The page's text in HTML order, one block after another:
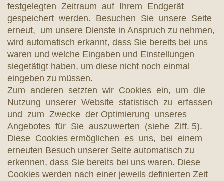
festgelegten Zeitraum auf Ihrem Endgerät
gespeichert werden. Besuchen Sie unsere Seite
erneut, um unsere Dienste in Anspruch zu nehmen,
wird automatisch erkannt, dass Sie bereits bei uns
waren und welche Eingaben und Einstellungen
siegetätigt haben, um diese nicht noch einmal
eingeben zu müssen.
Zum anderen setzten wir Cookies ein, um die
Nutzung unserer Website statistisch zu erfassen
und zum Zwecke der Optimierung unseres
Angebotes für Sie auszuwerten (siehe Ziff. 5).
Diese Cookies ermöglichen es uns, bei einem
erneuten Besuch unserer Seite automatisch zu
erkennen, dass Sie bereits bei uns waren. Diese
Cookies werden nach einer jeweils definierten Zeit